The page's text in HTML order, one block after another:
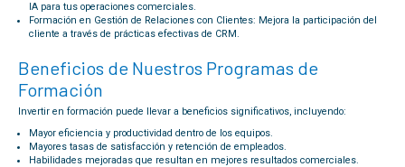
IA para tus operaciones comerciales.
Formación en Gestión de Relaciones con Clientes: Mejora la participación del
cliente a través de prácticas efectivas de CRM.
Beneficios de Nuestros Programas de
Formación
Invertir en formación puede llevar a beneficios significativos, incluyendo:
Mayor eficiencia y productividad dentro de los equipos.
Mayores tasas de satisfacción y retención de empleados.
Habilidades mejoradas que resultan en mejores resultados comerciales.